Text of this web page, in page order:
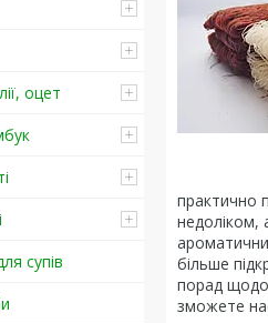
оцет
супів
практично
недоліком,
більше
порад щодо
зможете